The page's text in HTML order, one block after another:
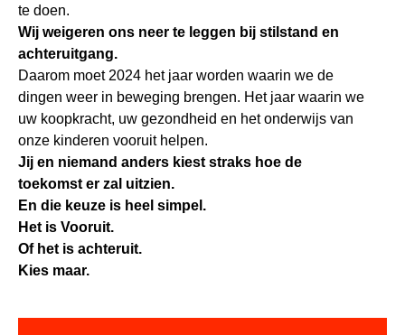
te doen.
Wij weigeren ons neer te leggen bij stilstand en
achteruitgang.
Daarom moet 2024 het jaar worden waarin we de
dingen weer in beweging brengen. Het jaar waarin we
uw koopkracht, uw gezondheid en het onderwijs van
onze kinderen vooruit helpen.
Jij en niemand anders kiest straks hoe de
toekomst er zal uitzien.
En die keuze is heel simpel.
Het is Vooruit.
Of het is achteruit.
Kies maar.